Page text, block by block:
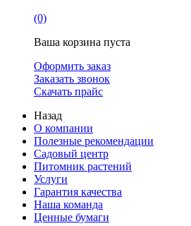
(0)
Ваша корзина пуста
Оформить заказ
Заказать звонок
Скачать прайс
Назад
О компании
Полезные рекомендации
Садовый центр
Питомник растений
Услуги
Гарантия качества
Наша команда
Ценные бумаги